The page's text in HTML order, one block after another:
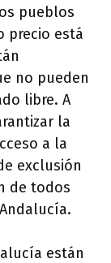
pueblos
precio está
no pueden
libre. A
la
a la
exclusión
de todos
están